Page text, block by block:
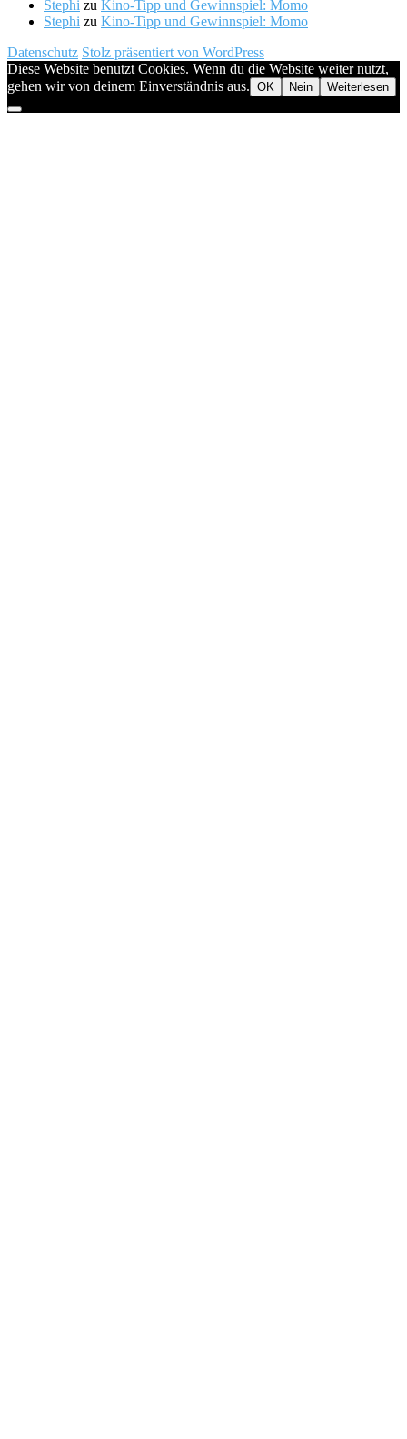
Stephi zu Kino-Tipp und Gewinnspiel: Momo
Stephi zu Kino-Tipp und Gewinnspiel: Momo
Datenschutz Stolz präsentiert von WordPress
Diese Website benutzt Cookies. Wenn du die Website weiter nutzt,
gehen wir von deinem Einverständnis aus. OK Nein Weiterlesen